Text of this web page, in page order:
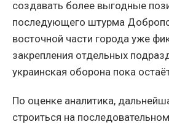
создавать более выгодные
последующего штурма
восточной части города уже
закрепления отдельных
украинская оборона пока
По оценке аналитика,
строиться на